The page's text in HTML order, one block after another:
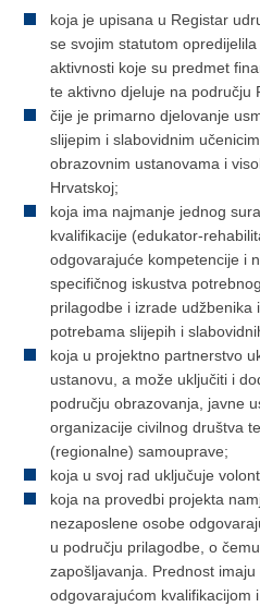
koja je upisana u Registar
se svojim statutom
aktivnosti koje su predmet
te aktivno djeluje na području
čije je primarno djelovanje
slijepim i slabovidnim
obrazovnim ustanovama i
Hrvatskoj;
koja ima najmanje jednog
kvalifikacije (edukator-
odgovarajuće kompetencije i
specifičnog iskustva
prilagodbe i izrade
potrebama slijepih i
koja u projektno partnerstvo
ustanovu, a može uključiti i
području obrazovanja, javne
organizacije civilnog društva
(regionalne) samouprave;
koja u svoj rad uključuje
koja na provedbi projekta
nezaposlene osobe
u području prilagodbe, o
zapošljavanja. Prednost
odgovarajućom kvalifikacijom i